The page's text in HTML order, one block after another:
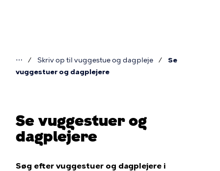
Du
⋯ Skriv op til vuggestue og dagpleje
Se
vuggestuer og dagplejere
Se vuggestuer og
dagplejere
Søg efter vuggestuer og dagplejere i